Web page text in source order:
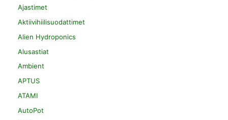
Ajastimet
Aktiivihiilisuodattimet
Alien Hydroponics
Alusastiat
Ambient
APTUS
ATAMI
AutoPot